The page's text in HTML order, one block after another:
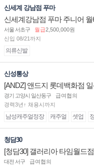
신세계 강남점 푸마
신세계강남점 푸마 주니어
서울 서초구 월급2,500,000원
신입 08/21까지
의류신발
신성통상
[ANDZ] 앤드지 롯데백화점
경기 고양시 일산동구
급여협의
경력3년↑ 채용시까지
남성캐주얼정장 캐주얼 셋업
청담30
[청담30] 갤러리아 타임월드
채용
대전 서구
급여협의